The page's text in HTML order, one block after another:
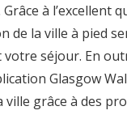
à l’excellent
de la ville à pied
séjour. En
Glasgow
ville grâce à des